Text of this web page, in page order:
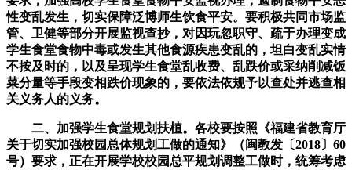
性变乱发生，切实保障泛博师生饮食平安。要积极共同市场监
管、卫健等部分开展监视查抄，对因玩忽职守、疏于办理变成
学生食堂食物中毒或发生其他食源疾患变乱的，坦白变乱实情
不按及时的，以及呈现学生食堂乱收费、乱跌价或采纳削减饭
菜分量等手段变相跌价现象的，要依法依规予以查处并逃查相
关义务人的义务。
二、加强学生食堂规划扶植。各校要按照《福建省教育厅
关于切实加强校园总体规划工做的通知》（闽教发〔2018〕60
号）要求，正在开展学校校园总平规划调整工做时，统筹考虑